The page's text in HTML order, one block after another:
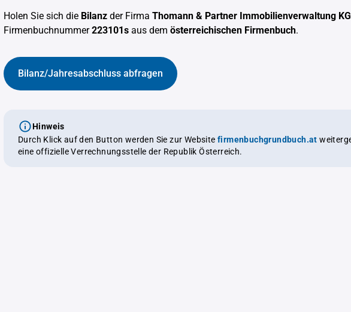
Holen Sie sich die Bilanz der Firma Thomann & Partner Immobilienverwaltung KG
Firmenbuchnummer223101s aus dem österreichischen Firmenbuch.
Bilanz/Jahresabschluss abfragen
Hinweis
Durch Klick auf den Button werden Sie zur Website firmenbuchgrundbuch.at weitergeleitet,
eine offizielle Verrechnungsstelle der Republik Österreich.